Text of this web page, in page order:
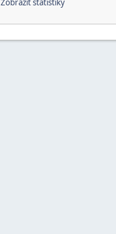
Zobrazit statistiky